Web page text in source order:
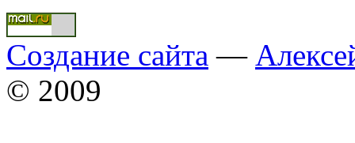
Создание сайта —
© 2009